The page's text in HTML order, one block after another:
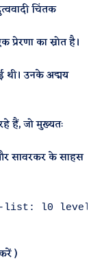
चिंतक
का स्रोत है।
थी। उनके अद्मय
हैं, जो मुख्यतः
सावरकर के साहस
)